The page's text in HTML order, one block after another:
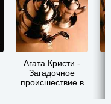
Агата Кристи -
Загадочное
происшествие в